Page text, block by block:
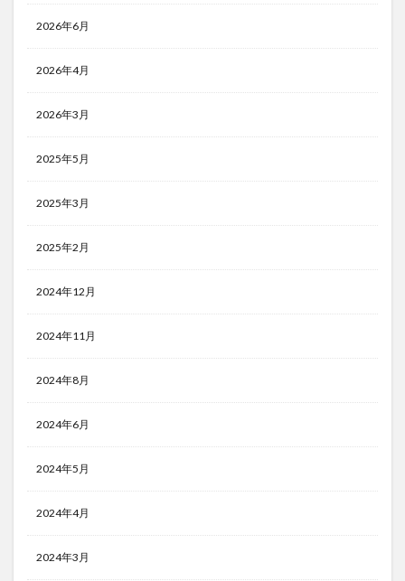
2026年6月
2026年4月
2026年3月
2025年5月
2025年3月
2025年2月
2024年12月
2024年11月
2024年8月
2024年6月
2024年5月
2024年4月
2024年3月